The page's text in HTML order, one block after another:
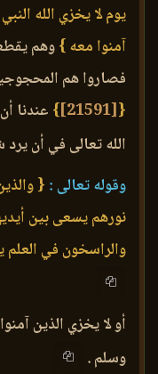
يوم لا يخزي الله
آمنوا معه }وهم
فصاروا هم
{
[21591]
} عندنا
الله تعالى في أن
وقوله تعالى : {
نورهم يسعى بين
والراسخون في العلم
أو لا يخزي الذين
وسلم .